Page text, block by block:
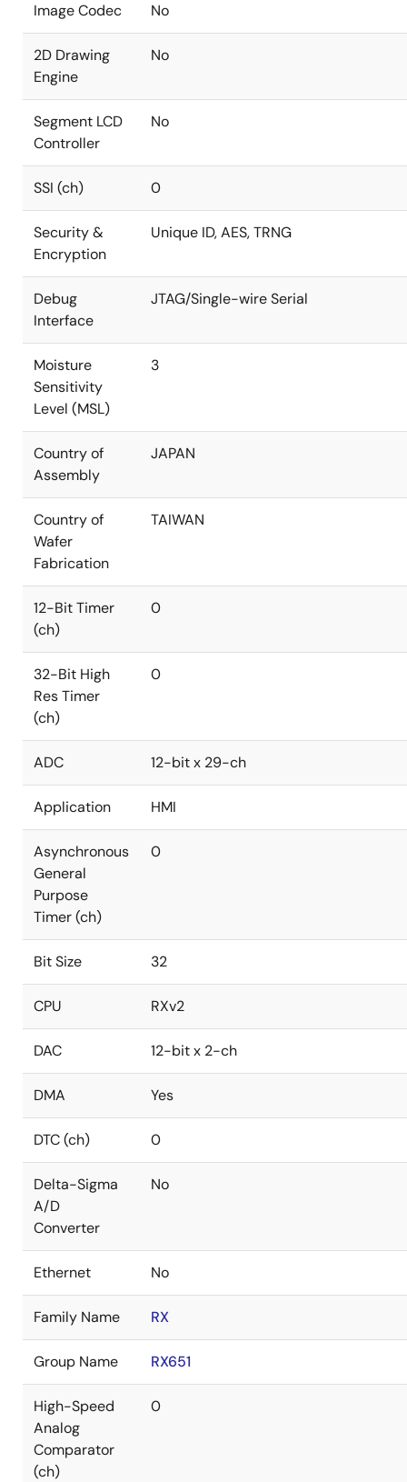
Image Codec No
2D Drawing
Engine
No
Segment LCD
Controller
No
SSI (ch) 0
Security &
Encryption
Unique ID, AES, TRNG
Debug
Interface
JTAG/Single-wire Serial
Moisture
Sensitivity
Level (MSL)
3
Country of
Assembly
JAPAN
Country of
Wafer
Fabrication
TAIWAN
12-Bit Timer
(ch)
0
32-Bit High
Res Timer
(ch)
0
ADC 12-bit x 29-ch
Application HMI
Asynchronous
General
Purpose
Timer (ch)
0
Bit Size 32
CPU RXv2
DAC 12-bit x 2-ch
DMA Yes
DTC (ch) 0
Delta-Sigma
A/D
Converter
No
Ethernet No
Family Name RX
Group Name RX651
High-Speed
Analog
Comparator
(ch)
0